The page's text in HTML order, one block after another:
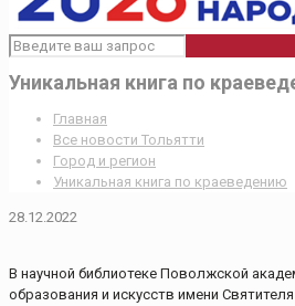
Уникальная книга по
Главная
Все новости Тольятти
Город и регион
Уникальная книга по краеведению
28.12.2022
В научной библиотеке Поволжской
образования и искусств имени